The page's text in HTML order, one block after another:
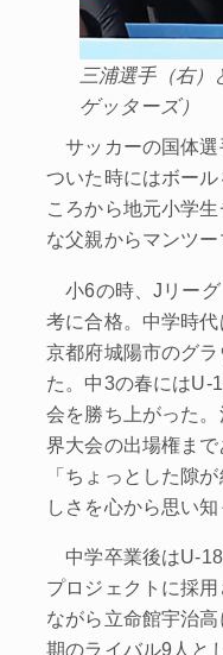
三浦選手（右
ゲッターズ）
サッカーの国体選
ついた時にはボー
ころから地元小学
な父親からマンツー
小6の時、Jリーグ
考に合格。中学時
京都府城陽市のグ
た。中3の春には
会を勝ち上がった
界大会の出場権まで
「ちょっとした隙
しさを心から思い知
中学卒業後は
プロジェクトに採
ながら立命館宇治
期のライバル9人と